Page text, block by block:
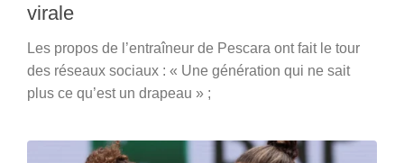
virale
Les propos de l’entraîneur de Pescara ont fait le tour
des réseaux sociaux : « Une génération qui ne sait
plus ce qu’est un drapeau » ;